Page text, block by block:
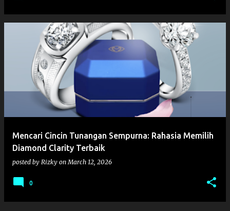
Mencari Cincin Tunangan Sempurna: Rahasia Memilih
Diamond Clarity Terbaik
posted by Rizky onMarch 12, 2026
0